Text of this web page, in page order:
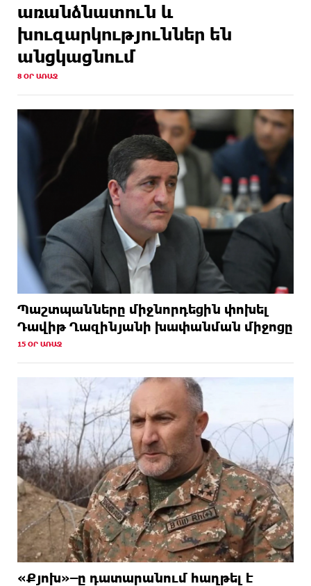
առանձնատուն և
խուզարկություններ են
անցկացնում
8 ՕՐ ԱՌԱՋ
Պաշտպանները միջնորդեցին փոխել
Դավիթ Ղազինյանի խափանման միջոցը
15 ՕՐ ԱՌԱՋ
«Քյոխ»–ը դատարանում հաղթել է